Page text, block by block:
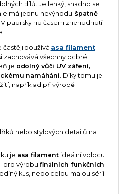
dílů. Je lehký, snadno se
má jednu nevýhodu: špatně
paprsky ho časem znehodnotí –
častěji používá asa filament–
zachovává všechny dobré
je odolný vůči UV záření,
namáhání. Díky tomu je
například při výrobě:
nebo stylových detailů na
je asa filamentideální volbou
pro výrobu finálních funkčních
kus, nebo celou malou sérii.